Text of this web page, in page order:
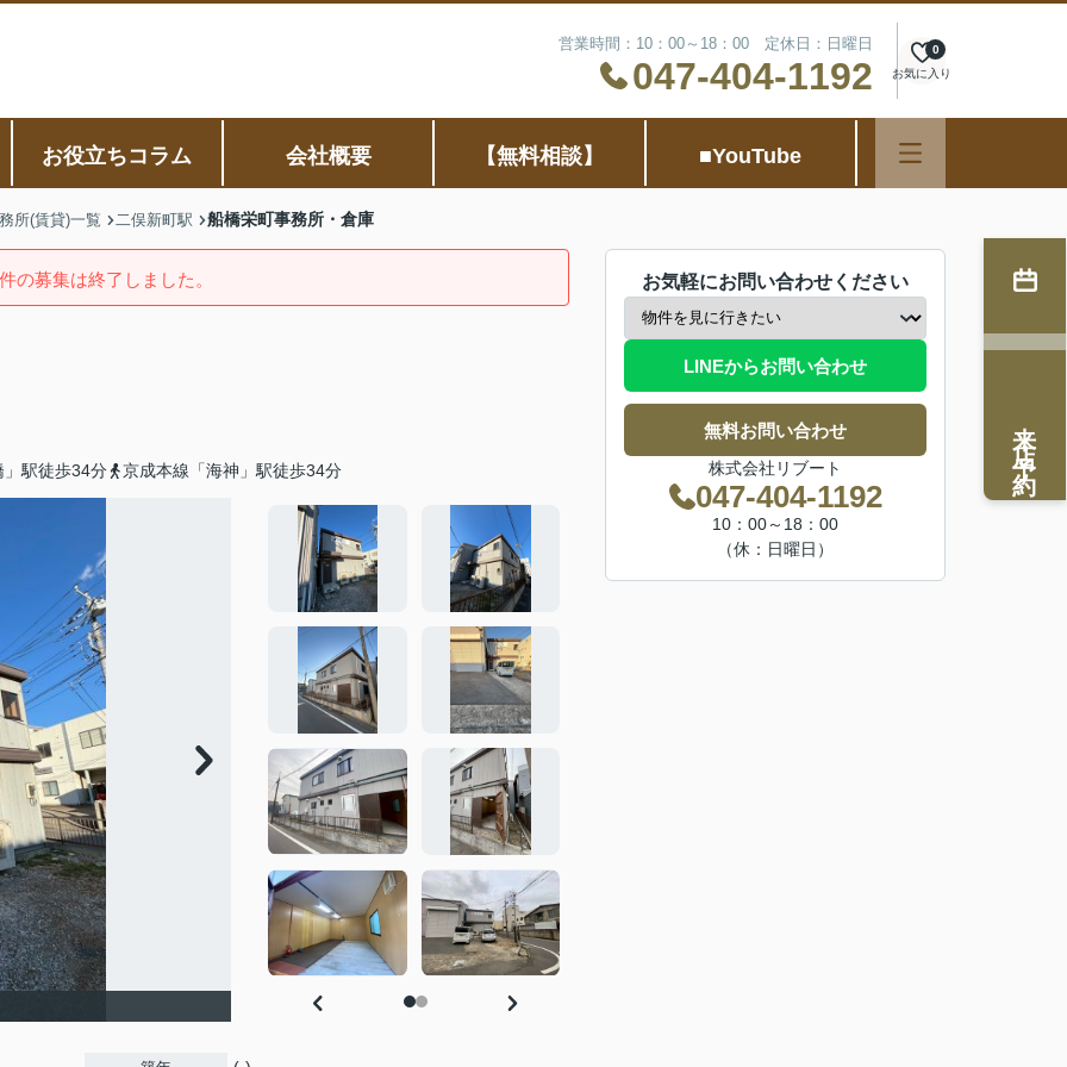
営業時間：10：00～18：00 定休日：日曜日
047-404-1192 お気に入り
0
お役立ちコラム 会社概要 【無料相談】 ■YouTube
所(賃貸)一覧 二俣新町駅 船橋栄町事務所・倉庫
の募集は終了しました。
駅徒歩34分 京成本線「海神」駅徒歩34分
お気軽にお問い合わせください
LINEからお問い合わせ
無料お問い合わせ
株式会社リブート
047-404-1192
10：00～18：00
（休：日曜日）
来店予約